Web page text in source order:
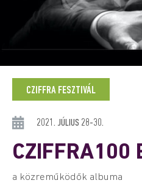
CZIFFRA FESZTIVÁL
2021. JÚLIUS 28-30.
CZIFFRA100
a közreműködők albuma